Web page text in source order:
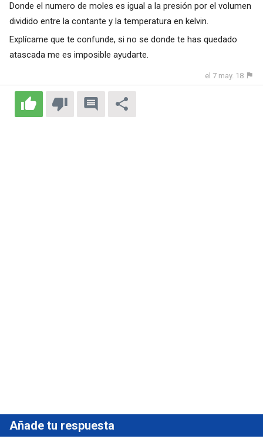
Donde el numero de moles es igual a la presión por el volumen
dividido entre la contante y la temperatura en kelvin.
Explícame que te confunde, si no se donde te has quedado
atascada me es imposible ayudarte.
el 7 may. 18
Añade tu respuesta